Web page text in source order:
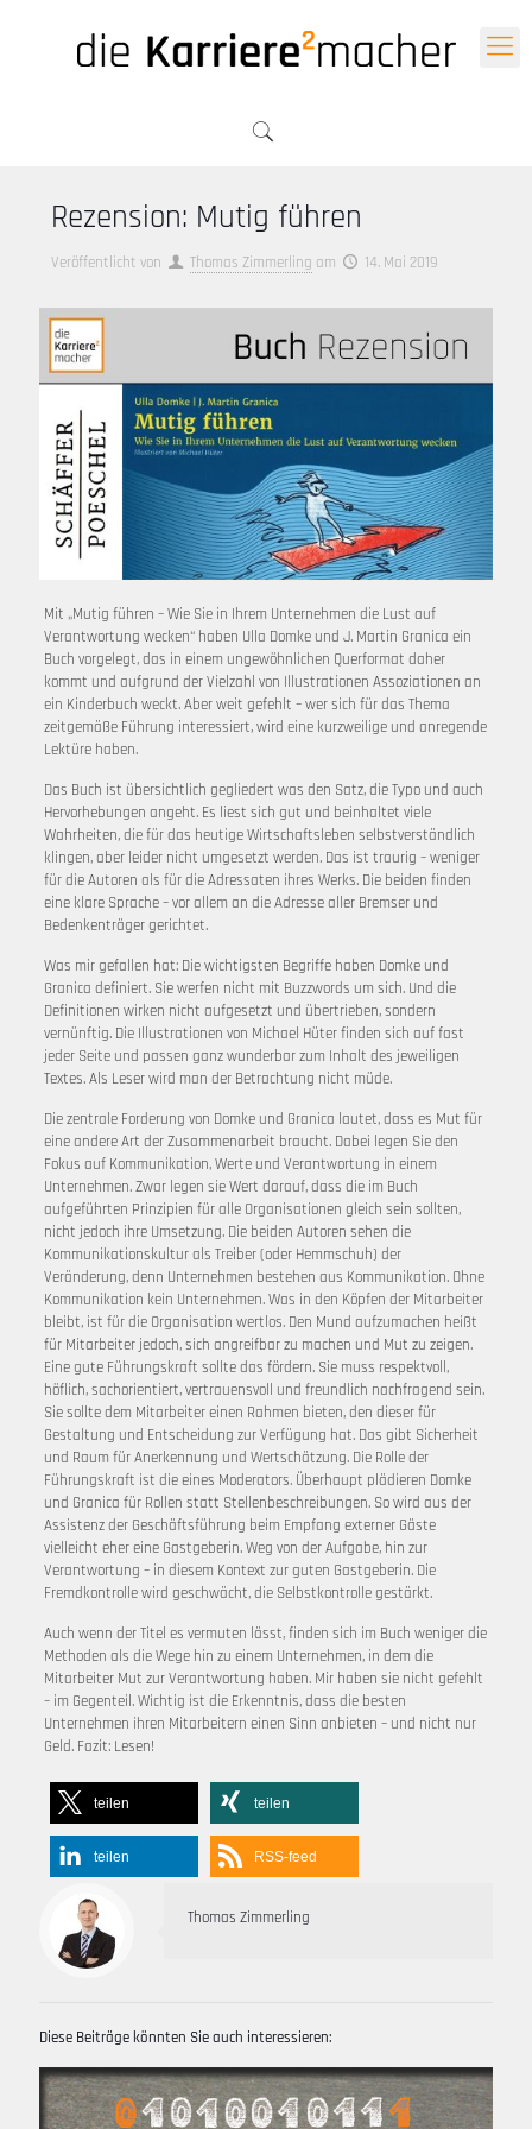
Rezension: Mutig führen
Veröffentlicht von Thomas Zimmerling am 14. Mai 2019
Mit „Mutig führen – Wie Sie in Ihrem Unternehmen die Lust auf
Verantwortung wecken“ haben Ulla Domke und J. Martin Granica ein
Buch vorgelegt, das in einem ungewöhnlichen Querformat daher
kommt und aufgrund der Vielzahl von Illustrationen Assoziationen an
ein Kinderbuch weckt. Aber weit gefehlt – wer sich für das Thema
zeitgemäße Führung interessiert, wird eine kurzweilige und anregende
Lektüre haben.
Das Buch ist übersichtlich gegliedert was den Satz, die Typo und auch
Hervorhebungen angeht. Es liest sich gut und beinhaltet viele
Wahrheiten, die für das heutige Wirtschaftsleben selbstverständlich
klingen, aber leider nicht umgesetzt werden. Das ist traurig – weniger
für die Autoren als für die Adressaten ihres Werks. Die beiden finden
eine klare Sprache – vor allem an die Adresse aller Bremser und
Bedenkenträger gerichtet.
Was mir gefallen hat: Die wichtigsten Begriffe haben Domke und
Granica definiert. Sie werfen nicht mit Buzzwords um sich. Und die
Definitionen wirken nicht aufgesetzt und übertrieben, sondern
vernünftig. Die Illustrationen von Michael Hüter finden sich auf fast
jeder Seite und passen ganz wunderbar zum Inhalt des jeweiligen
Textes. Als Leser wird man der Betrachtung nicht müde.
Die zentrale Forderung von Domke und Granica lautet, dass es Mut für
eine andere Art der Zusammenarbeit braucht. Dabei legen Sie den
Fokus auf Kommunikation, Werte und Verantwortung in einem
Unternehmen. Zwar legen sie Wert darauf, dass die im Buch
aufgeführten Prinzipien für alle Organisationen gleich sein sollten,
nicht jedoch ihre Umsetzung. Die beiden Autoren sehen die
Kommunikationskultur als Treiber (oder Hemmschuh) der
Veränderung, denn Unternehmen bestehen aus Kommunikation. Ohne
Kommunikation kein Unternehmen. Was in den Köpfen der Mitarbeiter
bleibt, ist für die Organisation wertlos. Den Mund aufzumachen heißt
für Mitarbeiter jedoch, sich angreifbar zu machen und Mut zu zeigen.
Eine gute Führungskraft sollte das fördern. Sie muss respektvoll,
höflich, sachorientiert, vertrauensvoll und freundlich nachfragend sein.
Sie sollte dem Mitarbeiter einen Rahmen bieten, den dieser für
Gestaltung und Entscheidung zur Verfügung hat. Das gibt Sicherheit
und Raum für Anerkennung und Wertschätzung. Die Rolle der
Führungskraft ist die eines Moderators. Überhaupt plädieren Domke
und Granica für Rollen statt Stellenbeschreibungen. So wird aus der
Assistenz der Geschäftsführung beim Empfang externer Gäste
vielleicht eher eine Gastgeberin. Weg von der Aufgabe, hin zur
Verantwortung – in diesem Kontext zur guten Gastgeberin. Die
Fremdkontrolle wird geschwächt, die Selbstkontrolle gestärkt.
Auch wenn der Titel es vermuten lässt, finden sich im Buch weniger die
Methoden als die Wege hin zu einem Unternehmen, in dem die
Mitarbeiter Mut zur Verantwortung haben. Mir haben sie nicht gefehlt
– im Gegenteil. Wichtig ist die Erkenntnis, dass die besten
Unternehmen ihren Mitarbeitern einen Sinn anbieten – und nicht nur
Geld. Fazit: Lesen!
teilen teilen
teilen RSS-feed
Thomas Zimmerling
Diese Beiträge könnten Sie auch interessieren: